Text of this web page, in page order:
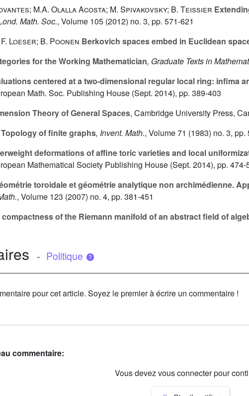
M.A. Olalla Acosta; M. Spivakovsky; B. Teissier
Math. Soc., Volume 105 (2012) no. 3, pp. 571-621
Loeser; B. Poonen Berkovich spaces embed in Euclidean
for the Working Mathematician, Graduate Texts in
centered at a two-dimensional regular local ring: infima
Math. Soc. Publishing House (Sept. 2014), pp. 389-403
Theory of General Spaces, Cambridge University Press,
Topology of finite graphs, Invent. Math., Volume 71 (1983) no. 3, pp.
deformations of affine toric varieties and local
Mathematical Society Publishing House (Sept. 2014), pp. 474-
toroidale et géométrie analytique non archimédienne.
, Volume 123 (2007) no. 4, pp. 381-451
compactness of the Riemann manifold of an abstract field of
- Politique
pour cet article. Soyez le premier à écrire un commentaire !
commentaire:
Vous devez vous connecter pour